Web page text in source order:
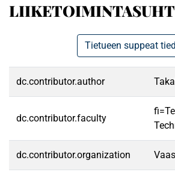
Tietueen suppeat
dc.contributor.author
dc.contributor.faculty
dc.contributor.organization